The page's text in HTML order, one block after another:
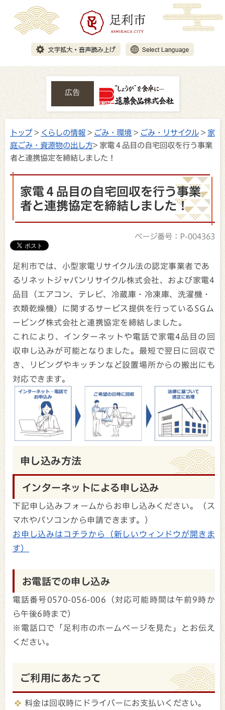
広告
トップ> くらしの情報 > ごみ・環境 > ごみ・リサイクル > 家
庭ごみ・資源物の出し方> 家電４品目の自宅回収を行う事業
者と連携協定を締結しました！
家電４品目の自宅回収を行う事業
者と連携協定を締結しました！
ページ番号：P-004363
足利市では、小型家電リサイクル法の認定事業者であ
るリネットジャパンリサイクル株式会社、および家電4
品目（エアコン、テレビ、冷蔵庫・冷凍庫、洗濯機・
衣類乾燥機）に関するサービス提供を行っているSGム
ービング株式会社と連携協定を締結しました。
これにより、インターネットや電話で家電4品目の回
収申し込みが可能となりました。最短で翌日に回収で
き、リビングやキッチンなど設置場所からの搬出にも
対応できます。
申し込み方法
インターネットによる申し込み
下記申し込みフォームからお申し込みください。（ス
マホやパソコンから申請できます。）
お申し込みはコチラから（新しいウィンドウが開きま
す）
お電話での申し込み
電話番号0570-056-006（対応可能時間は午前9時か
ら午後6時まで）
※電話口で「足利市のホームページを見た」とお伝え
ください。
ご利用にあたって
料金は回収時にドライバーにお支払いください。